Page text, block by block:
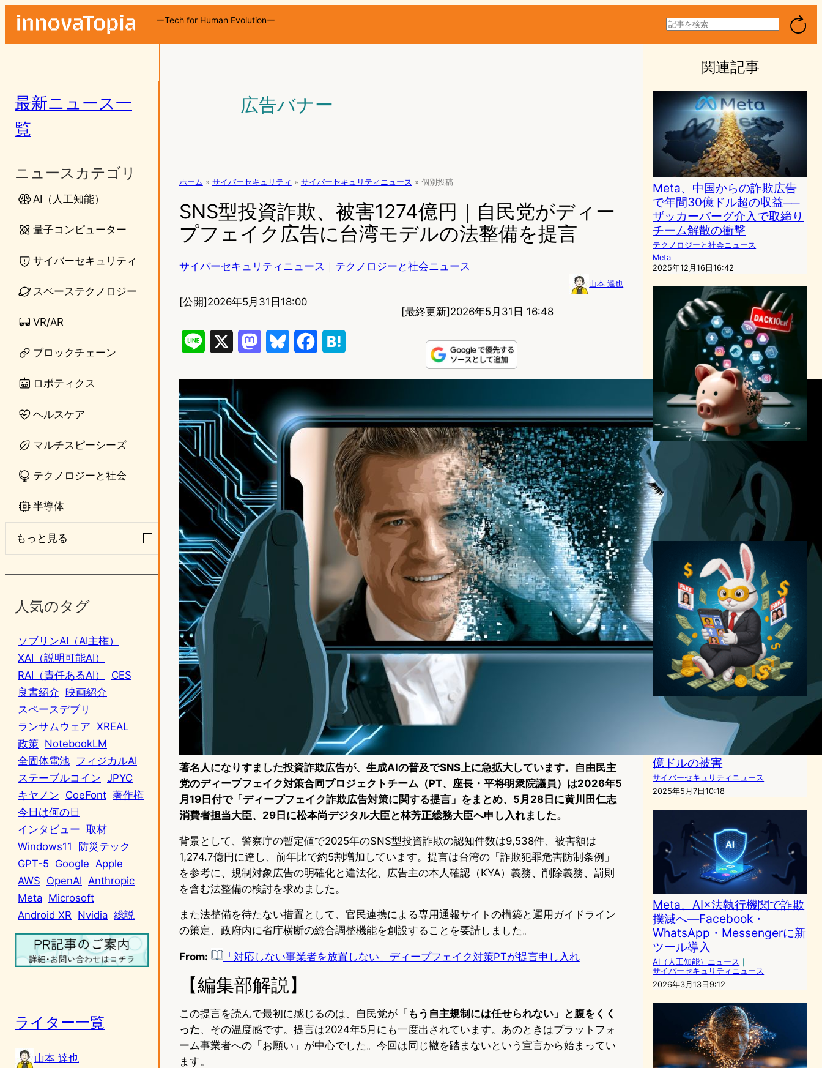
ーTech for Human Evolutionー
検
索
最新ニュース一
覧
ニュースカテゴリ
AI（人工知能）
量子コンピューター
サイバーセキュリティ
スペーステクノロジー
VR/AR
ブロックチェーン
ロボティクス
ヘルスケア
マルチスピーシーズ
テクノロジーと社会
半導体
もっと見る
人気のタグ
ソブリンAI（AI主権）
XAI（説明可能AI）
RAI（責任あるAI）
CES
良書紹介 映画紹介
スペースデブリ
ランサムウェア XREAL
政策 NotebookLM
全固体電池 フィジカルAI
ステーブルコイン JPYC
キヤノン CoeFont 著作権
今日は何の日
インタビュー 取材
Windows11
防災テック
GPT-5 Google Apple
AWS OpenAI Anthropic
Meta Microsoft
Android XR Nvidia 総説
ライター一覧
山本 達也
広告バナー
ホーム » サイバーセキュリティ » サイバーセキュリティニュース » 個別投稿
SNS型投資詐欺、被害1274億円｜自民党がディー
プフェイク広告に台湾モデルの法整備を提言
サイバーセキュリティニュース ｜ テクノロジーと社会ニュース
山本 達也
[公開]2026年5月31日18:00
[最終更新]2026年5月31日 16:48
e
o
d
o
n
e
s
y
e
e
n
a
著名人になりすました投資詐欺広告が、生成AIの普及でSNS上に急拡大しています。自由民主
党のディープフェイク対策合同プロジェクトチーム（PT、座長・平将明衆院議員）は2026年5
月19日付で「ディープフェイク詐欺広告対策に関する提言」をまとめ、5月28日に黄川田仁志
消費者担当大臣、29日に松本尚デジタル大臣と林芳正総務大臣へ申し入れました。
背景として、警察庁の暫定値で2025年のSNS型投資詐欺の認知件数は9,538件、被害額は
1,274.7億円に達し、前年比で約5割増加しています。提言は台湾の「詐欺犯罪危害防制条例」
を参考に、規制対象広告の明確化と違法化、広告主の本人確認（KYA）義務、削除義務、罰則
を含む法整備の検討を求めました。
また法整備を待たない措置として、官民連携による専用通報サイトの構築と運用ガイドライン
の策定、政府内に省庁横断の総合調整機能を創設することを要請しました。
From: 「対応しない事業者を放置しない」ディープフェイク対策PTが提言申し入れ
【編集部解説】
この提言を読んで最初に感じるのは、自民党が「もう自主規制には任せられない」と腹をくく
った、その温度感です。提言は2024年5月にも一度出されています。あのときはプラットフォ
ーム事業者への「お願い」が中心でした。今回は同じ轍を踏まないという宣言から始まってい
ます。
関連記事
Meta、中国からの詐欺広告
で年間30億ドル超の収益──
ザッカーバーグ介入で取締り
チーム解散の衝撃
テクノロジーと社会ニュース
Meta
2025年12月16日16:42
Meta｜「Pig Butchering詐
欺」200万アカウントを一斉
削除 ー SNSで急増する”豚の
屠殺型”投資詐欺の実態
サイバーセキュリティニュース
2024年11月23日8:59
Facebook広告とRDGA：
Reckless RabbitとRuthless
Rabbitによる最新手口│米国
の消費者、投資詐欺全体で57
億ドルの被害
サイバーセキュリティニュース
2025年5月7日10:18
Meta、AI×法執行機関で詐欺
撲滅へ—Facebook・
WhatsApp・Messengerに新
ツール導入
AI（人工知能）ニュース ｜
サイバーセキュリティニュース
2026年3月13日9:12